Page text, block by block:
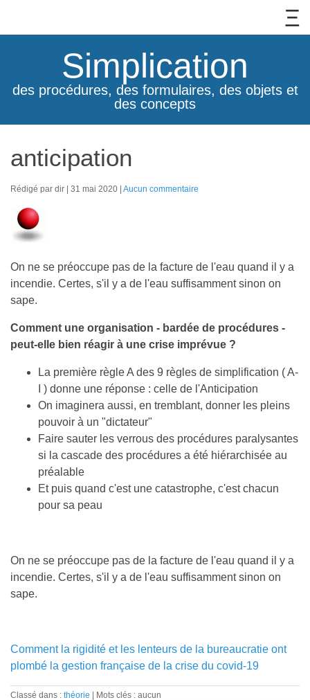
Simplication
des procédures, des formulaires, des objets et
des concepts
anticipation
Rédigé par dir 31 mai 2020 Aucun commentaire
On ne se préoccupe pas de la facture de l'eau quand il y a
incendie. Certes, s'il y a de l'eau suffisamment sinon on
sape.
Comment une organisation - bardée de procédures -
peut-elle bien réagir à une crise imprévue ?
La première règle A des 9 règles de simplification ( A-
I ) donne une réponse : celle de l'Anticipation
On imaginera aussi, en tremblant, donner les pleins
pouvoir à un "dictateur"
Faire sauter les verrous des procédures paralysantes
si la cascade des procédures a été hiérarchisée au
préalable
Et puis quand c'est une catastrophe, c'est chacun
pour sa peau
On ne se préoccupe pas de la facture de l'eau quand il y a
incendie. Certes, s'il y a de l'eau suffisamment sinon on
sape.
Comment la rigidité et les lenteurs de la bureaucratie ont
plombé la gestion française de la crise du covid-19
Classé dans : théorie Mots clés : aucun